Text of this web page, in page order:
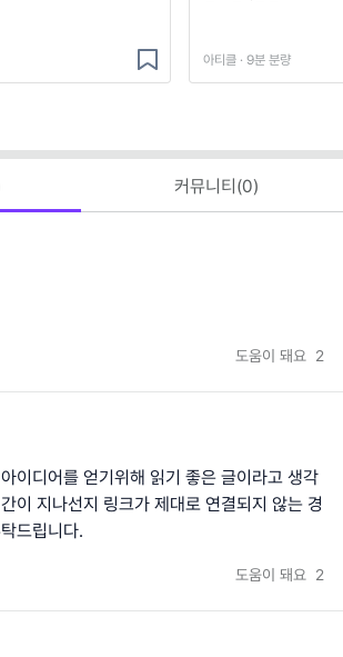
아티클 · 9분 분량
커뮤니티(0)
도움이 돼요 2
이디어를 얻기위해 읽기 좋은 글이라고 생각
이 지나선지 링크가 제대로 연결되지 않는 경
드립니다.
도움이 돼요 2